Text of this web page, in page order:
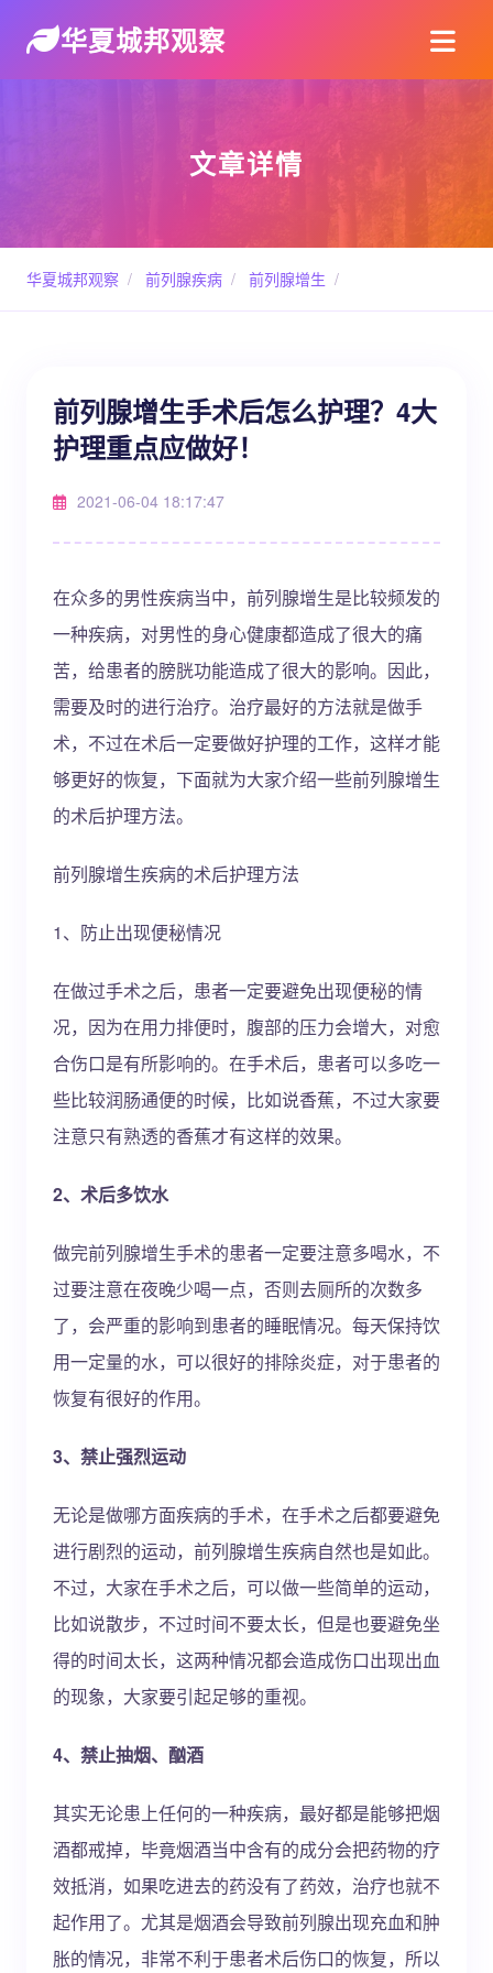
华夏城邦观察
文章详情
华夏城邦观察 / 前列腺疾病 / 前列腺增生 /
前列腺增生手术后怎么护理？4大
护理重点应做好！
2021-06-04 18:17:47
在众多的男性疾病当中，前列腺增生是比较频发的
一种疾病，对男性的身心健康都造成了很大的痛
苦，给患者的膀胱功能造成了很大的影响。因此，
需要及时的进行治疗。治疗最好的方法就是做手
术，不过在术后一定要做好护理的工作，这样才能
够更好的恢复，下面就为大家介绍一些前列腺增生
的术后护理方法。
前列腺增生疾病的术后护理方法
1、防止出现便秘情况
在做过手术之后，患者一定要避免出现便秘的情
况，因为在用力排便时，腹部的压力会增大，对愈
合伤口是有所影响的。在手术后，患者可以多吃一
些比较润肠通便的时候，比如说香蕉，不过大家要
注意只有熟透的香蕉才有这样的效果。
2、术后多饮水
做完前列腺增生手术的患者一定要注意多喝水，不
过要注意在夜晚少喝一点，否则去厕所的次数多
了，会严重的影响到患者的睡眠情况。每天保持饮
用一定量的水，可以很好的排除炎症，对于患者的
恢复有很好的作用。
3、禁止强烈运动
无论是做哪方面疾病的手术，在手术之后都要避免
进行剧烈的运动，前列腺增生疾病自然也是如此。
不过，大家在手术之后，可以做一些简单的运动，
比如说散步，不过时间不要太长，但是也要避免坐
得的时间太长，这两种情况都会造成伤口出现出血
的现象，大家要引起足够的重视。
4、禁止抽烟、酗酒
其实无论患上任何的一种疾病，最好都是能够把烟
酒都戒掉，毕竟烟酒当中含有的成分会把药物的疗
效抵消，如果吃进去的药没有了药效，治疗也就不
起作用了。尤其是烟酒会导致前列腺出现充血和肿
胀的情况，非常不利于患者术后伤口的恢复，所以